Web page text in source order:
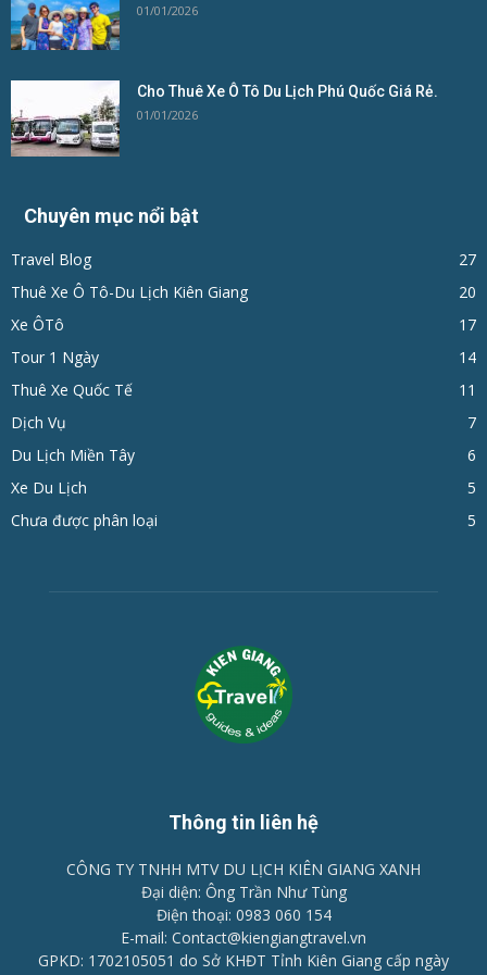
01/01/2026
Cho Thuê Xe Ô Tô Du Lịch Phú Quốc Giá Rẻ.
01/01/2026
Chuyên mục nổi bật
Travel Blog
27
Thuê Xe Ô Tô-Du Lịch Kiên Giang
20
Xe ÔTô
17
Tour 1 Ngày
14
Thuê Xe Quốc Tế
11
Dịch Vụ
7
Du Lịch Miền Tây
6
Xe Du Lịch
5
Chưa được phân loại
5
Thông tin liên hệ
CÔNG TY TNHH MTV DU LỊCH KIÊN GIANG XANH
Đại diện: Ông Trần Như Tùng
Điện thoại: 0983 060 154
E-mail: Contact@kiengiangtravel.vn
GPKD: 1702105051 do Sở KHĐT Tỉnh Kiên Giang cấp ngày